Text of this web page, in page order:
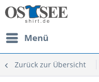
Menü
Zurück zur Übersicht